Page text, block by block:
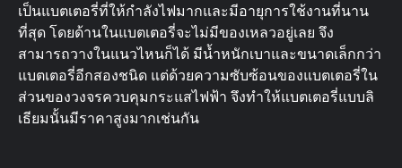
เป็นแบตเตอรี่ที่ให้กำลังไฟมากและมีอายุการใช้งานที่นาน
ที่สุด โดยด้านในแบตเตอรี่จะไม่มีของเหลวอยู่เลย จึง
สามารถวางในแนวไหนก็ได้ มีน้ำหนักเบาและขนาดเล็กกว่า
แบตเตอรี่อีกสองชนิด แต่ด้วยความซับซ้อนของแบตเตอรี่ใน
ส่วนของวงจรควบคุมกระแสไฟฟ้า จึงทำให้แบตเตอรี่แบบลิ
เธียมนั้นมีราคาสูงมากเช่นกัน